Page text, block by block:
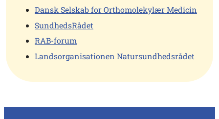
Dansk Selskab for Orthomolekylær Medicin
SundhedsRådet
RAB-forum
Landsorganisationen Natursundhedsrådet